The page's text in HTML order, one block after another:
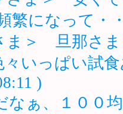
繁になって・
ま＞ 旦那さま
いっぱい試
)
なぁ、１００